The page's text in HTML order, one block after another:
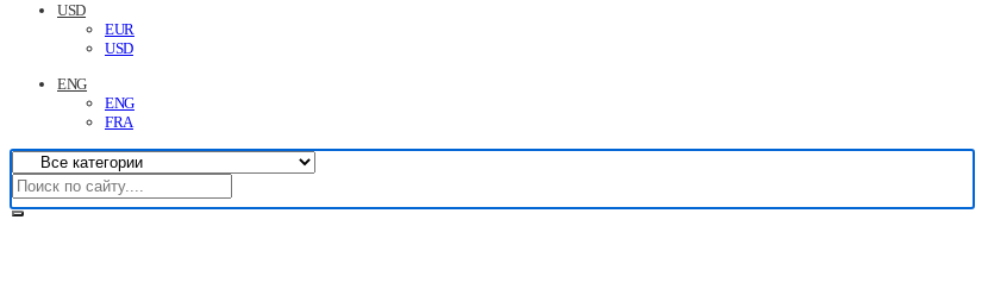
USD
EUR
USD
ENG
ENG
FRA